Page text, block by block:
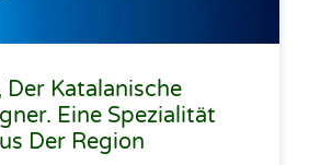
Der Katalanische
Eine Spezialität
Der Region